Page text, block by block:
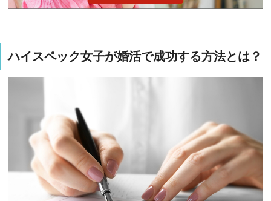
ハイスペック女子が婚活で成功する方法とは？